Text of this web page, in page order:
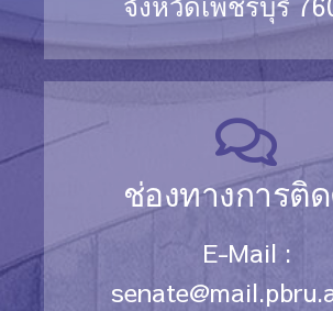
ช่องทางการติ
E-Mail :